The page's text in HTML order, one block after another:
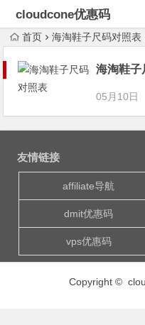
cloudcone优惠码
首页 海淘鞋子尺码对照表
海淘鞋子
05月10日
友情链接
affiliate导航
dmit优惠码
vps优惠码
Copyright ©